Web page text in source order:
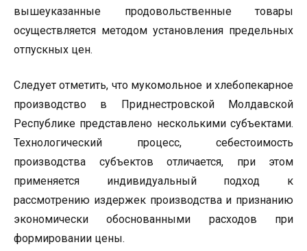
вышеуказанные продовольственные товары
осуществляется методом установления предельных
отпускных цен.
Следует отметить, что мукомольное и хлебопекарное
производство в Приднестровской Молдавской
Республике представлено несколькими субъектами.
Технологический процесс, себестоимость
производства субъектов отличается, при этом
применяется индивидуальный подход к
рассмотрению издержек производства и признанию
экономически обоснованными расходов при
формировании цены.